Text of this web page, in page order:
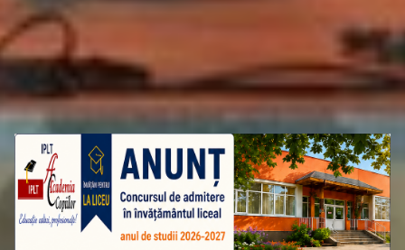
ATENȚIE! ADMITEREA ÎN CLASA A 10-A
ETAPA A II-A